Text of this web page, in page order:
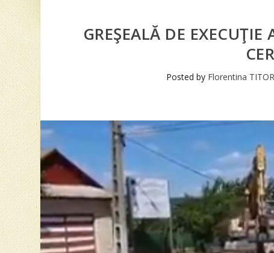
GREŞEALĂ DE
Posted by Florentina